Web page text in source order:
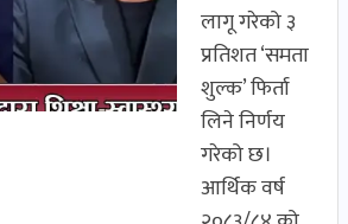
लागू गरेको ३
प्रतिशत ‘समता
शुल्क’ फिर्ता
लिने निर्णय
गरेको छ।
आर्थिक वर्ष